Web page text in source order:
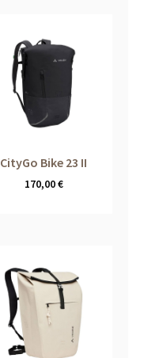
CityGo Bike 23 II
170,00€